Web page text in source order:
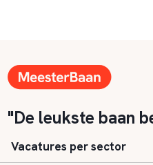
"De leukste baan
Vacatures per sector